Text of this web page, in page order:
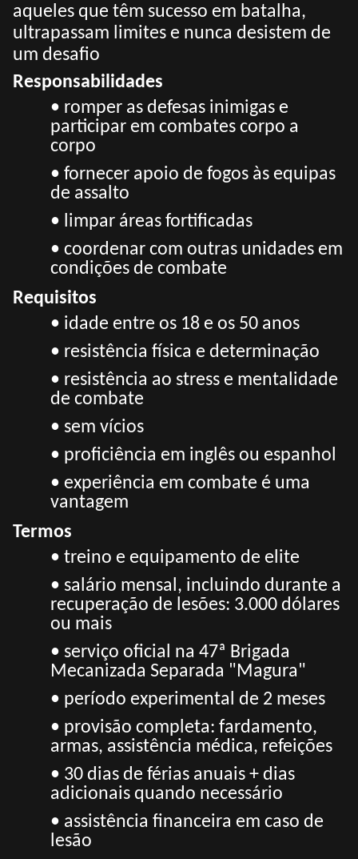
aqueles que têm sucesso em batalha,
ultrapassam limites e nunca desistem de
um desafio
Responsabilidades
• romper as defesas inimigas e
participar em combates corpo a
corpo
• fornecer apoio de fogos às equipas
de assalto
• limpar áreas fortificadas
• coordenar com outras unidades em
condições de combate
Requisitos
• idade entre os 18 e os 50 anos
• resistência física e determinação
• resistência ao stress e mentalidade
de combate
• sem vícios
• proficiência em inglês ou espanhol
• experiência em combate é uma
vantagem
Termos
• treino e equipamento de elite
• salário mensal, incluindo durante a
recuperação de lesões: 3.000 dólares
ou mais
• serviço oficial na 47ª Brigada
Mecanizada Separada "Magura"
• período experimental de 2 meses
• provisão completa: fardamento,
armas, assistência médica, refeições
• 30 dias de férias anuais + dias
adicionais quando necessário
• assistência financeira em caso de
lesão